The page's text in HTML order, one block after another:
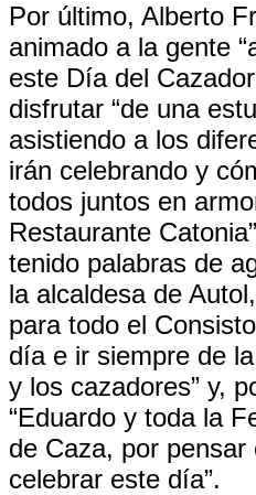
Por último, Alberto
animado a la gente
este Día del
disfrutar “de una
asistiendo a los
irán celebrando y
todos juntos en
Restaurante
tenido palabras de
la alcaldesa de
para todo el
día e ir siempre de
y los cazadores” y,
“Eduardo y toda la
de Caza, por pensar
celebrar este día”.